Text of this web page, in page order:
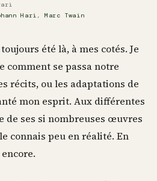
Hari ,Marc Twain
toujours été là, à mes cotés. Je
comment se passa notre
récits, ou les adaptations de
mon esprit. Aux différentes
de ses si nombreuses œuvres
connais peu en réalité. En